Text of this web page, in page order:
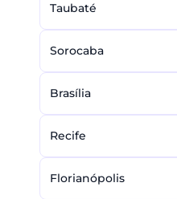
Taubaté
Sorocaba
Brasília
Recife
Florianópolis